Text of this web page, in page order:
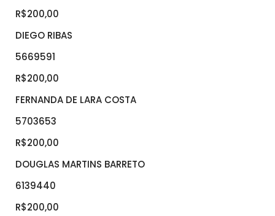
R$200,00
DIEGO RIBAS
5669591
R$200,00
FERNANDA DE LARA COSTA
5703653
R$200,00
DOUGLAS MARTINS BARRETO
6139440
R$200,00